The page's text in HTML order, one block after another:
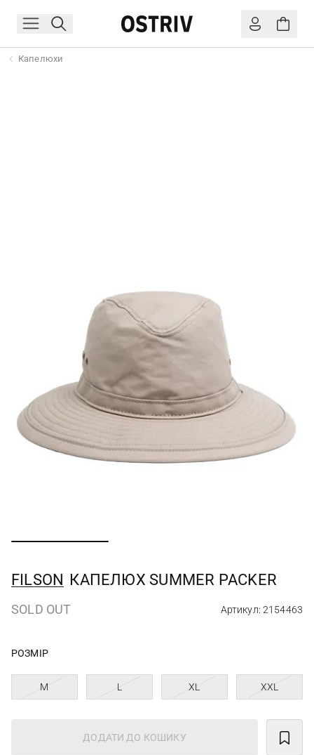
Капелюхи
FILSON КАПЕЛЮХ SUMMER PACKER
SOLD OUT Артикул: 2154463
РОЗМІР
M L XL XXL
ДОДАТИ ДО КОШИКУ